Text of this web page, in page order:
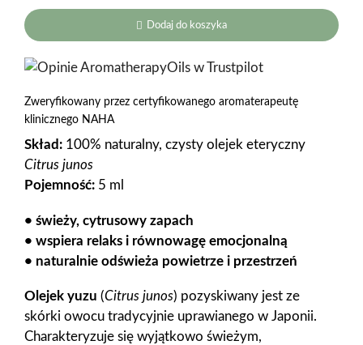
yuzu
(Citrus
junos)
Dodaj do koszyka
Zweryfikowany przez certyfikowanego aromaterapeutę
klinicznego NAHA
Skład: 100% naturalny, czysty olejek eteryczny
Citrus junos
Pojemność: 5 ml
• świeży, cytrusowy zapach
• wspiera relaks i równowagę emocjonalną
• naturalnie odświeża powietrze i przestrzeń
Olejek yuzu (Citrus junos) pozyskiwany jest ze
skórki owocu tradycyjnie uprawianego w Japonii.
Charakteryzuje się wyjątkowo świeżym,